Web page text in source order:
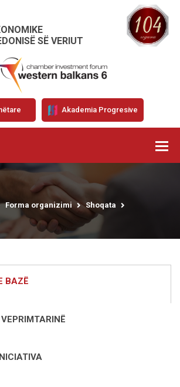
SË VERIUT
Akademia Progresive
Forma organizimi Shoqata
BAZË